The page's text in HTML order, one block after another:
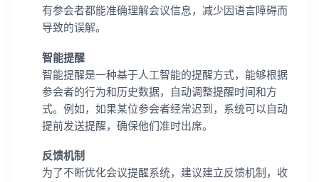
有参会者都能准确理解会议信息，减少因语言障碍而
导致的误解。
智能提醒
智能提醒是一种基于人工智能的提醒方式，能够根据
参会者的行为和历史数据，自动调整提醒时间和方
式。例如，如果某位参会者经常迟到，系统可以自动
提前发送提醒，确保他们准时出席。
反馈机制
为了不断优化会议提醒系统，建议建立反馈机制，收